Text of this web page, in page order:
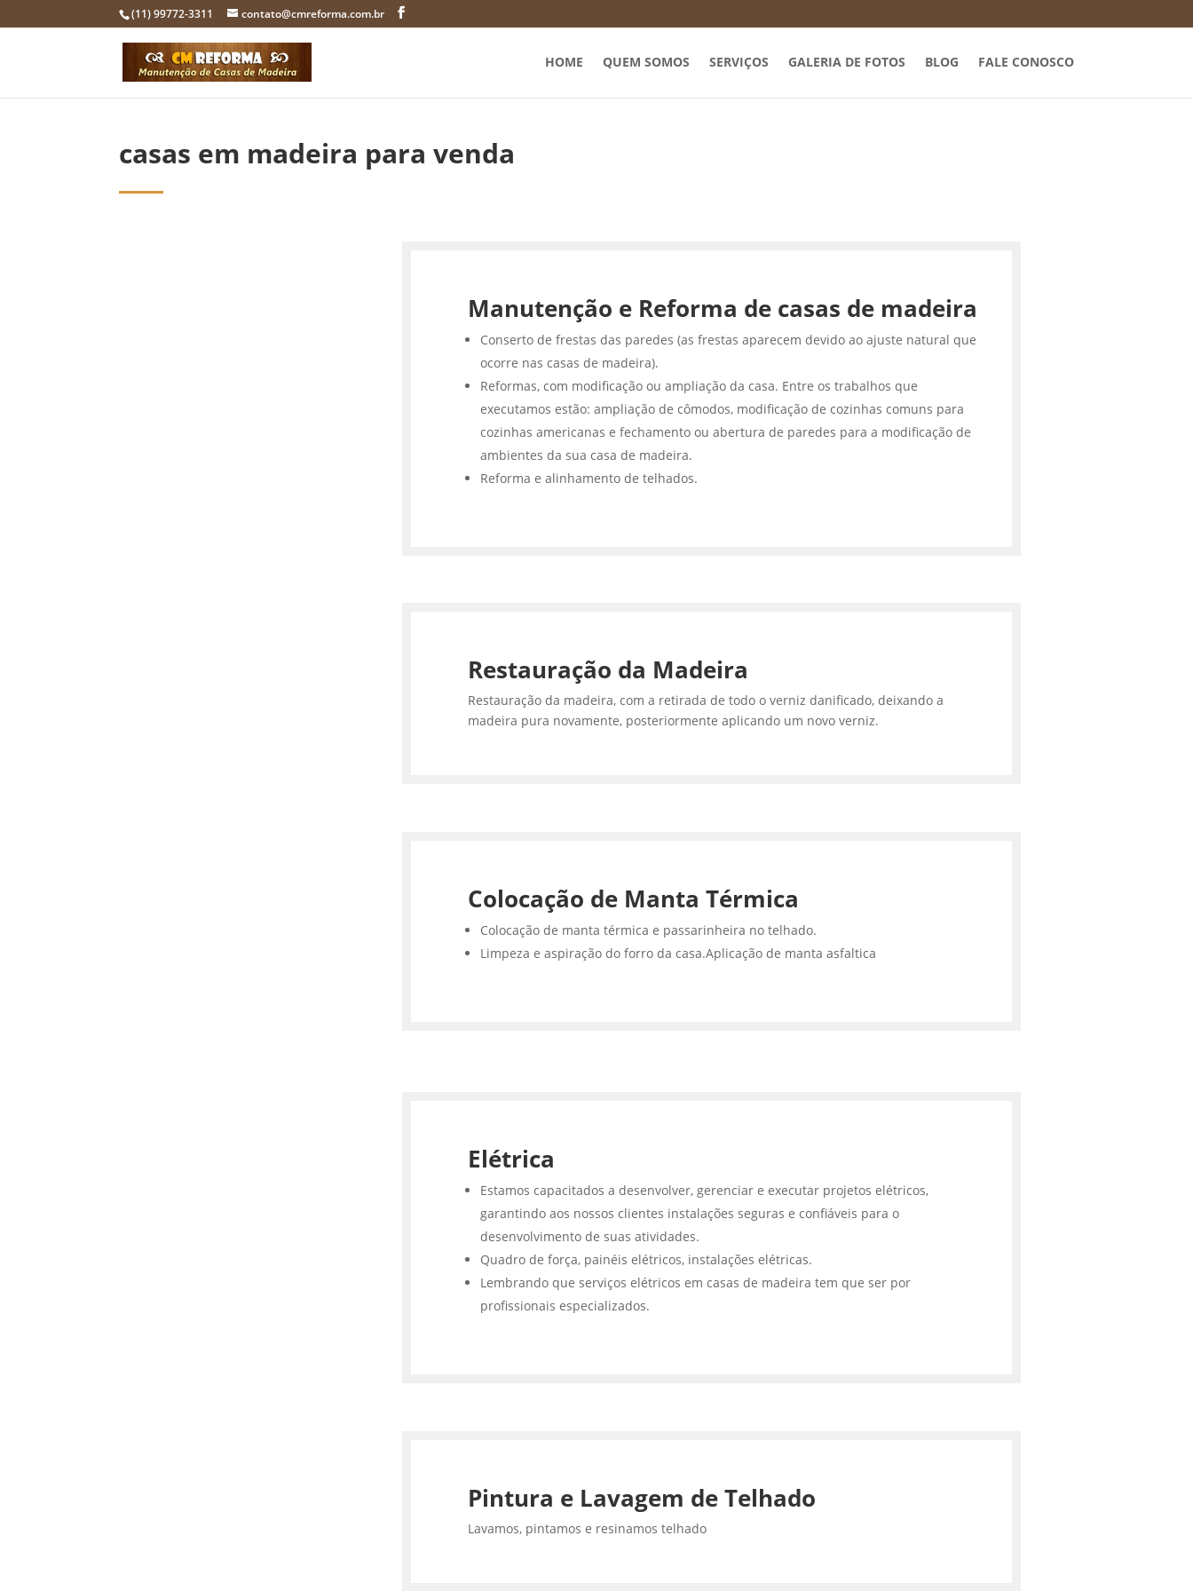
(11) 99772-3311 contato@cmreforma.com.br
HOME QUEM SOMOS SERVIÇOS GALERIA DE FOTOS BLOG FALE CONOSCO
casas em madeira para venda
Manutenção e Reforma de casas de madeira
Conserto de frestas das paredes (as frestas aparecem devido ao ajuste natural que
ocorre nas casas de madeira).
Reformas, com modificação ou ampliação da casa. Entre os trabalhos que
executamos estão: ampliação de cômodos, modificação de cozinhas comuns para
cozinhas americanas e fechamento ou abertura de paredes para a modificação de
ambientes da sua casa de madeira.
Reforma e alinhamento de telhados.
Restauração da Madeira
Restauração da madeira, com a retirada de todo o verniz danificado, deixando a
madeira pura novamente, posteriormente aplicando um novo verniz.
Colocação de Manta Térmica
Colocação de manta térmica e passarinheira no telhado.
Limpeza e aspiração do forro da casa.Aplicação de manta asfaltica
Elétrica
Estamos capacitados a desenvolver, gerenciar e executar projetos elétricos,
garantindo aos nossos clientes instalações seguras e confiáveis para o
desenvolvimento de suas atividades.
Quadro de força, painéis elétricos, instalações elétricas.
Lembrando que serviços elétricos em casas de madeira tem que ser por
profissionais especializados.
Pintura e Lavagem de Telhado
Lavamos, pintamos e resinamos telhado